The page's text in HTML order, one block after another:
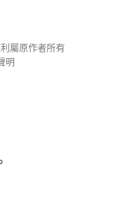
屬原作者所有
明